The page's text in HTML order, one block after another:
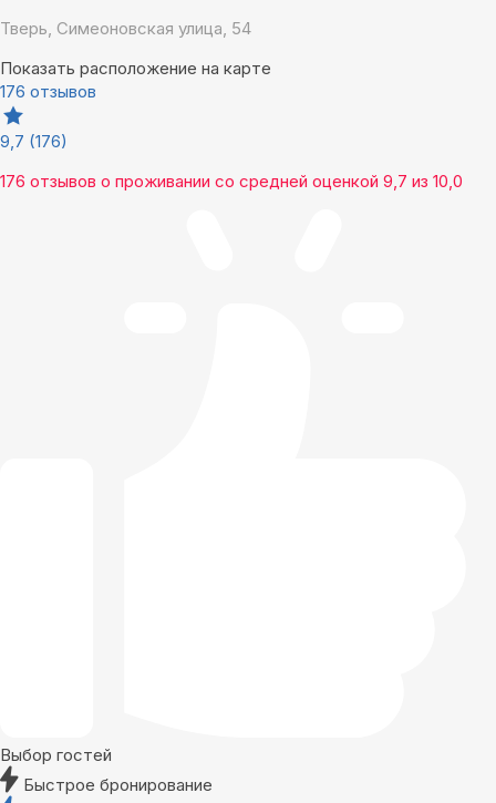
Тверь, Симеоновская улица, 54
Показать расположение на карте
176 отзывов
9,7 (176)
176 отзывов о проживании со средней оценкой 9,7 из 10,0
Выбор гостей
Быстрое бронирование